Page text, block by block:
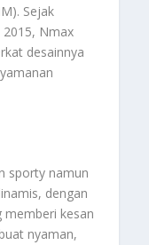
Sejak
2015, Nmax
desainnya
sporty namun
dengan
memberi kesan
nyaman,